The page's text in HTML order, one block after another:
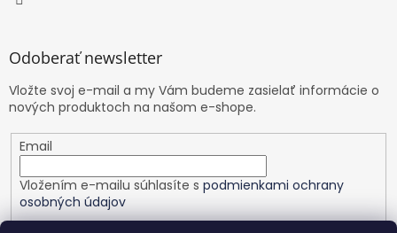
Odoberať newsletter
Vložte svoj e-mail a my Vám budeme zasielať informácie o
nových produktoch na našom e-shope.
Email
Vložením e-mailu súhlasíte s podmienkami ochrany
osobných údajov